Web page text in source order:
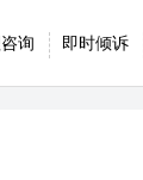
询 即时倾诉